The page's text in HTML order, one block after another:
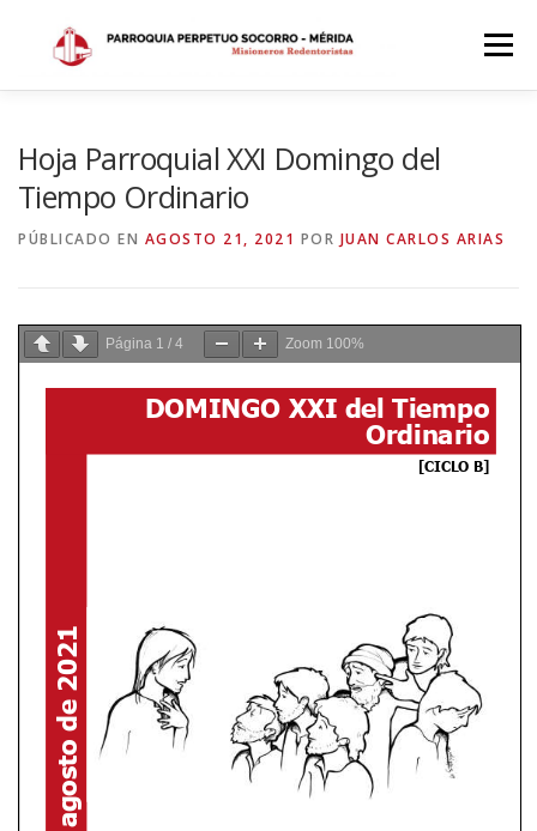
contenido
Menú
Hoja Parroquial XXI Domingo del
Tiempo Ordinario
PÚBLICADO EN AGOSTO 21, 2021 POR JUAN CARLOS ARIAS
Página 1 / 4 Zoom 100%